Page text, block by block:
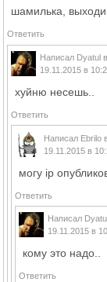
шамилька,
Ответить
Написал Dyatul
19.11.2015 в
хуйню несешь..
Ответить
Написал Ebrilo
19.11.2015 в
могу ip
Ответить
Написал Dyatul
19.11.2015 в
кому это надо..
Ответить